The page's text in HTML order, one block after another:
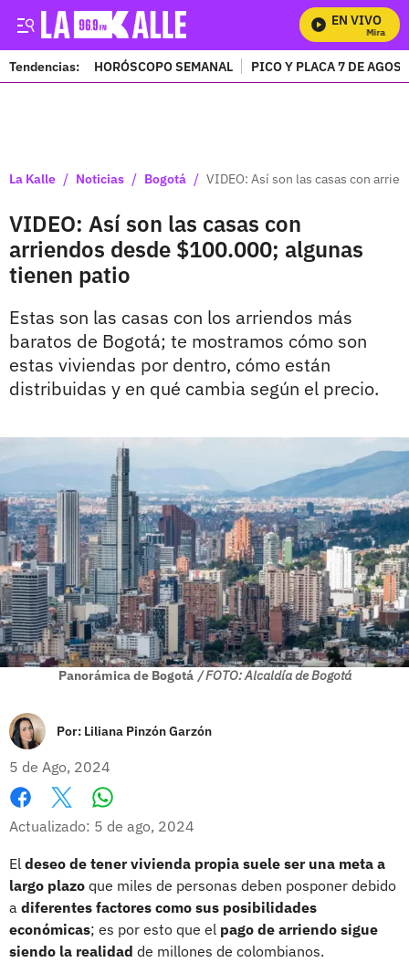
EN VIVO
Mira
Tendencias: HORÓSCOPO SEMANAL PICO Y PLACA 7 DE
La Kalle / Noticias / Bogotá / VIDEO: Así son las casas con
VIDEO: Así son las casas con
arriendos desde $100.000; algunas
tienen patio
Estas son las casas con los arriendos más
baratos de Bogotá; te mostramos cómo son
estas viviendas por dentro, cómo están
distribuidas y en qué cambia según el precio.
Panorámica de Bogotá / FOTO: Alcaldía de Bogotá
Por: Liliana Pinzón Garzón
5 de Ago, 2024
Facebook
X
Actualizado: 5 de ago, 2024
El deseo de tener vivienda propia suele ser una meta a
largo plazo que miles de personas deben posponer debido
a diferentes factores como sus posibilidades
económicas; es por esto que el pago de arriendo sigue
siendo la realidad de millones de colombianos.